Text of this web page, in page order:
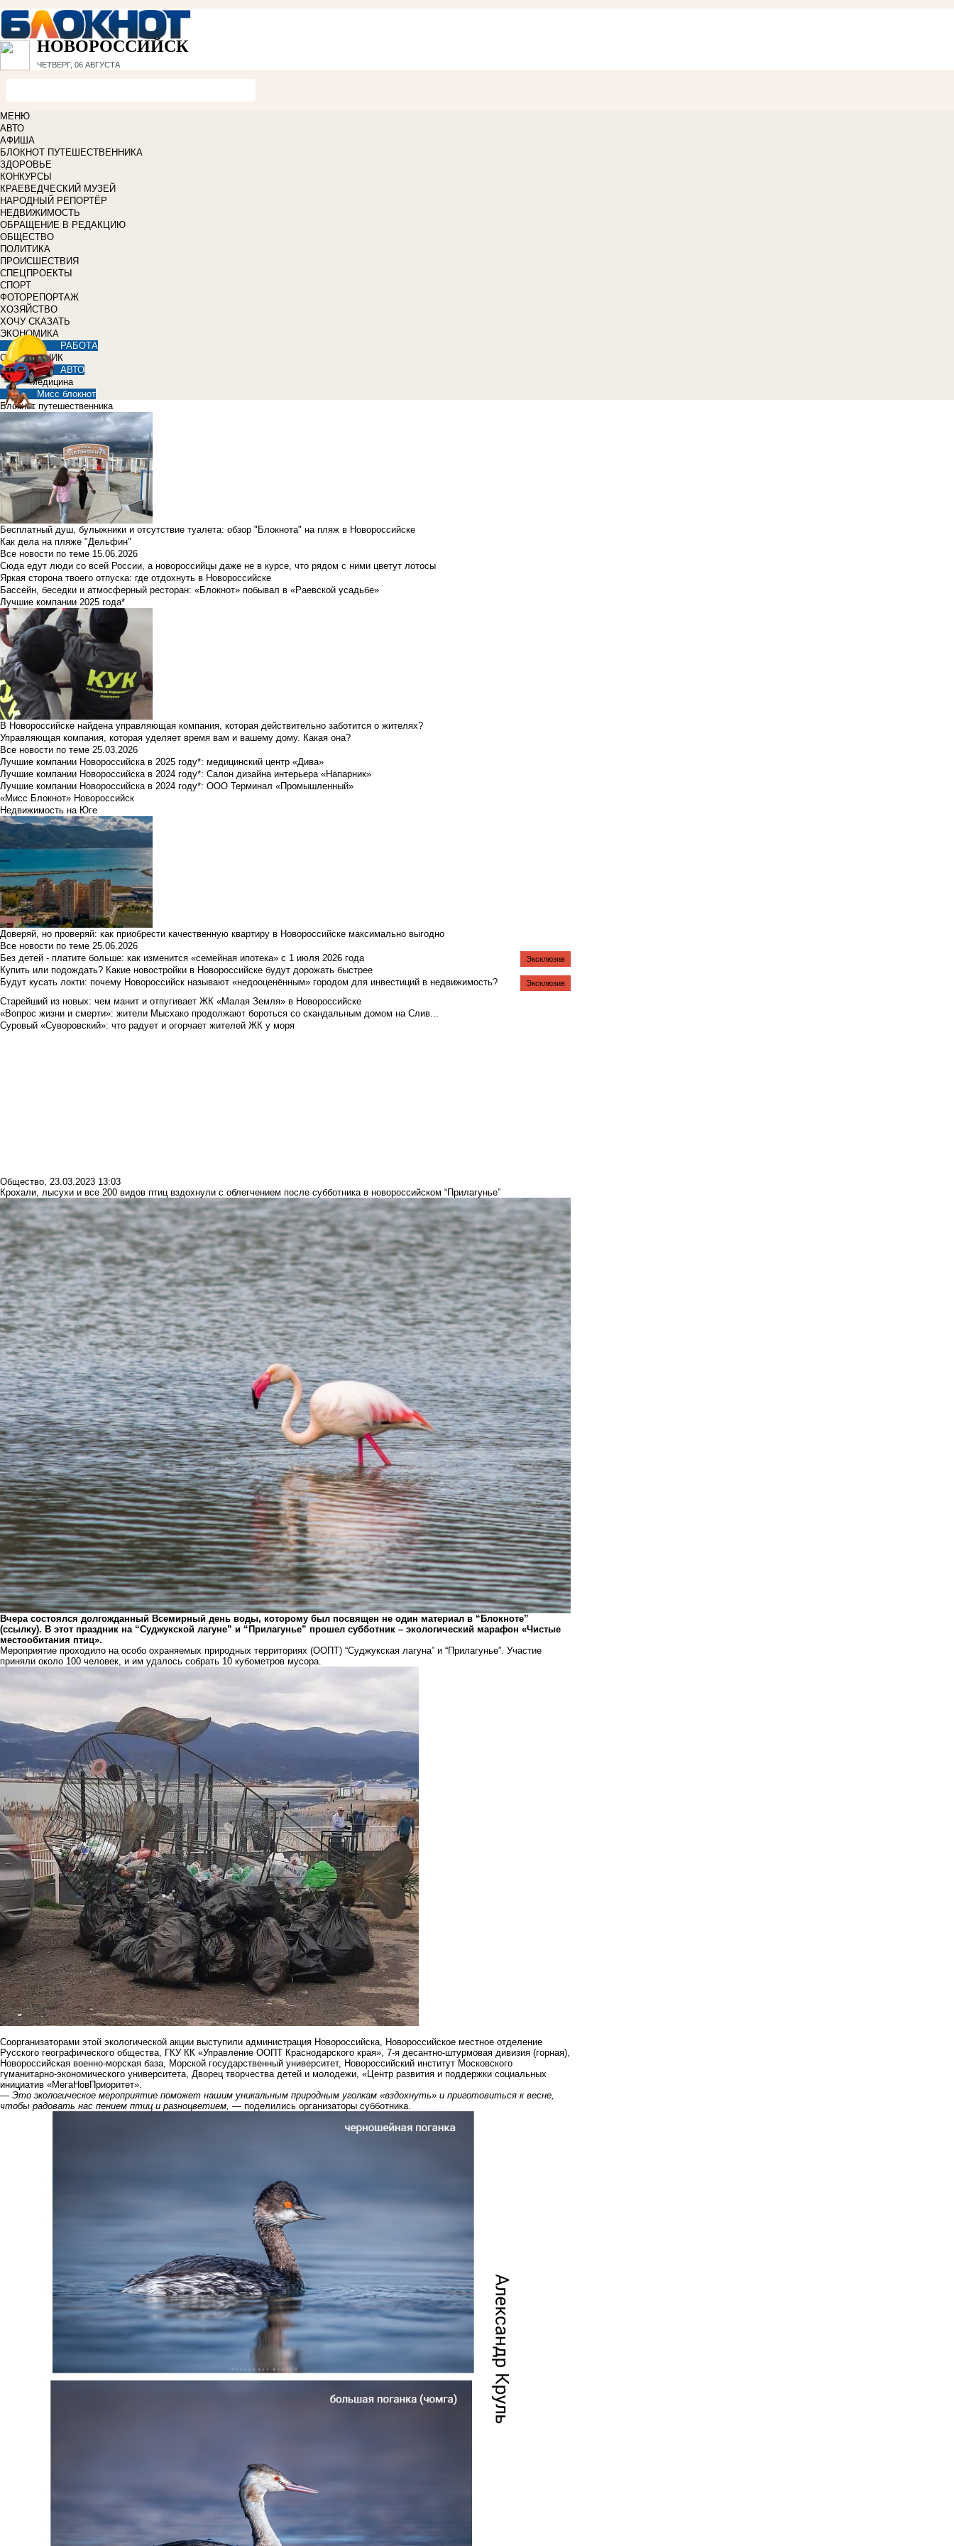
НОВОРОССИЙСК
ЧЕТВЕРГ, 06 АВГУСТА
МЕНЮ
АВТО
АФИША
БЛОКНОТ ПУТЕШЕСТВЕННИКА
ЗДОРОВЬЕ
КОНКУРСЫ
КРАЕВЕДЧЕСКИЙ МУЗЕЙ
НАРОДНЫЙ РЕПОРТЁР
НЕДВИЖИМОСТЬ
ОБРАЩЕНИЕ В РЕДАКЦИЮ
ОБЩЕСТВО
ПОЛИТИКА
ПРОИСШЕСТВИЯ
СПЕЦПРОЕКТЫ
СПОРТ
ФОТОРЕПОРТАЖ
ХОЗЯЙСТВО
ХОЧУ СКАЗАТЬ
ЭКОНОМИКА
РАБОТА
СПРАВОЧНИК
АВТО
Медицина
Мисс блокнот
Блокнот путешественника
Бесплатный душ, булыжники и отсутствие туалета: обзор "Блокнота" на пляж в Новороссийске
Как дела на пляже "Дельфин"
Все новости по теме 15.06.2026
Сюда едут люди со всей России, а новороссийцы даже не в курсе, что рядом с ними цветут лотосы
Яркая сторона твоего отпуска: где отдохнуть в Новороссийске
Бассейн, беседки и атмосферный ресторан: «Блокнот» побывал в «Раевской усадьбе»
Лучшие компании 2025 года*
В Новороссийске найдена управляющая компания, которая действительно заботится о жителях?
Управляющая компания, которая уделяет время вам и вашему дому. Какая она?
Все новости по теме 25.03.2026
Лучшие компании Новороссийска в 2025 году*: медицинский центр «Дива»
Лучшие компании Новороссийска в 2024 году*: Салон дизайна интерьера «Напарник»
Лучшие компании Новороссийска в 2024 году*: ООО Терминал «Промышленный»
«Мисс Блокнот» Новороссийск
Недвижимость на Юге
Доверяй, но проверяй: как приобрести качественную квартиру в Новороссийске максимально выгодно
Все новости по теме 25.06.2026
Без детей - платите больше: как изменится «семейная ипотека» с 1 июля 2026 года
Купить или подождать? Какие новостройки в Новороссийске будут дорожать быстрее
Будут кусать локти: почему Новороссийск называют «недооценённым» городом для инвестиций в недвижимость?
Старейший из новых: чем манит и отпугивает ЖК «Малая Земля» в Новороссийске
Эксклюзив
«Вопрос жизни и смерти»: жители Мысхако продолжают бороться со скандальным домом на Слив...
Суровый «Суворовский»: что радует и огорчает жителей ЖК у моря
Эксклюзив
Общество, 23.03.2023 13:03
Крохали, лысухи и все 200 видов птиц вздохнули с облегчением после субботника в новороссийском “Прилагунье”
Вчера состоялся долгожданный Всемирный день воды, которому был посвящен не один материал в “Блокноте”
(ссылку). В этот праздник на “Суджукской лагуне” и “Прилагунье” прошел субботник – экологический марафон «Чистые
местообитания птиц».
Мероприятие проходило на особо охраняемых природных территориях (ООПТ) “Суджукская лагуна” и “Прилагунье”. Участие
приняли около 100 человек, и им удалось собрать 10 кубометров мусора.
Соорганизаторами этой экологической акции выступили администрация Новороссийска, Новороссийское местное отделение
Русского географического общества, ГКУ КК «Управление ООПТ Краснодарского края», 7-я десантно-штурмовая дивизия (горная),
Новороссийская военно-морская база, Морской государственный университет, Новороссийский институт Московского
гуманитарно-экономического университета, Дворец творчества детей и молодежи, «Центр развития и поддержки социальных
инициатив «МегаНовПриоритет».
— Это экологическое мероприятие поможет нашим уникальным природным уголкам «вздохнуть» и приготовиться к весне,
чтобы радовать нас пением птиц и разноцветием, — поделились организаторы субботника.